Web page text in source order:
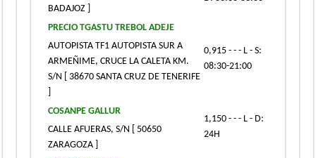
BADAJOZ ]
PRECIO TGASTU TREBOL ADEJE
AUTOPISTA TF1 AUTOPISTA SUR A
ARMEÑIME, CRUCE LA CALETA KM.
S/N [ 38670 SANTA CRUZ DE TENERIFE
0,915 - - - L - S:
08:30-21:00
COSANPE GALLUR
CALLE AFUERAS, S/N [ 50650
ZARAGOZA ]
1,150 - - - L - D:
24H